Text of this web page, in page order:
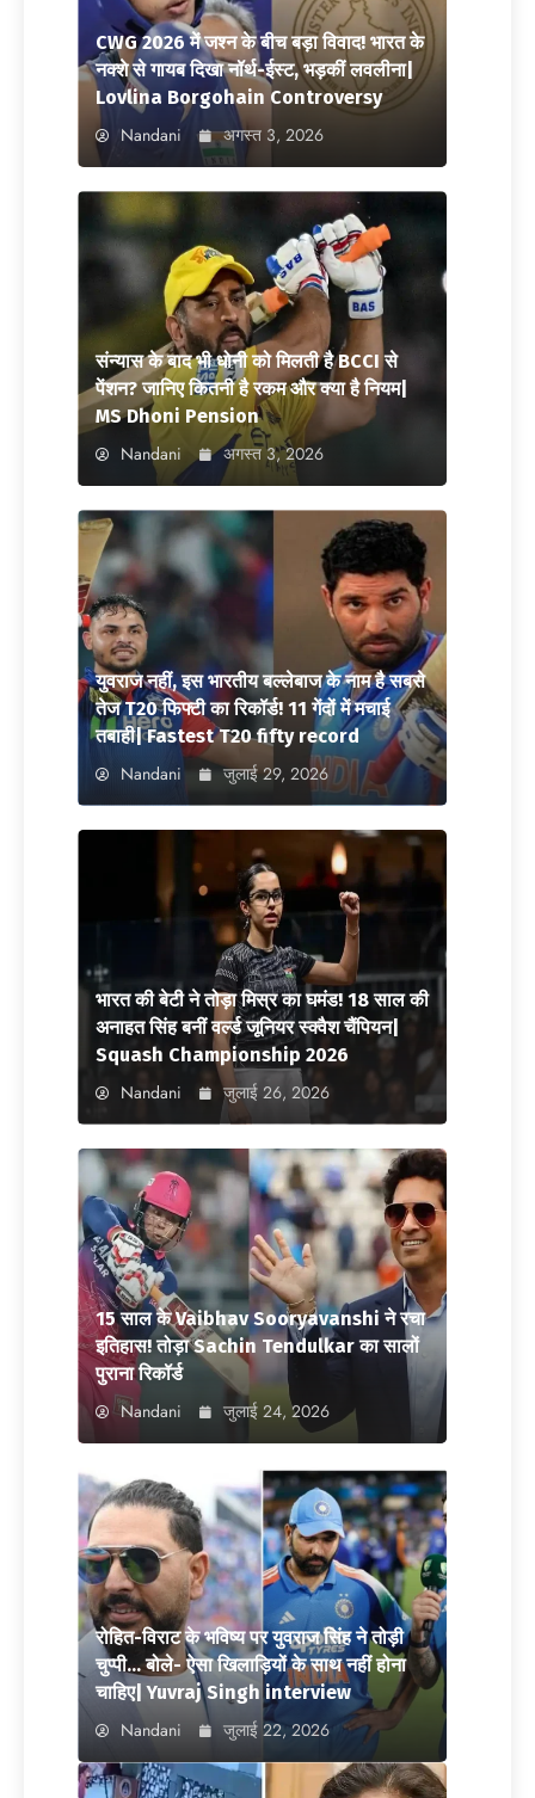
CWG 2026 में जश्न के बीच बड़ा विवाद! भारत के
नक्शे से गायब दिखा नॉर्थ-ईस्ट, भड़कीं लवलीना|
Lovlina Borgohain Controversy
Nandani अगस्त 3, 2026
संन्यास के बाद भी धोनी को मिलती है BCCI से
पेंशन? जानिए कितनी है रकम और क्या है नियम|
MS Dhoni Pension
Nandani अगस्त 3, 2026
युवराज नहीं, इस भारतीय बल्लेबाज के नाम है सबसे
तेज T20 फिफ्टी का रिकॉर्ड! 11 गेंदों में मचाई
तबाही| Fastest T20 fifty record
Nandani जुलाई 29, 2026
भारत की बेटी ने तोड़ा मिस्र का घमंड! 18 साल की
अनाहत सिंह बनीं वर्ल्ड जूनियर स्क्वैश चैंपियन|
Squash Championship 2026
Nandani जुलाई 26, 2026
15 साल के Vaibhav Sooryavanshi ने रचा
इतिहास! तोड़ा Sachin Tendulkar का सालों
पुराना रिकॉर्ड
Nandani जुलाई 24, 2026
रोहित-विराट के भविष्य पर युवराज सिंह ने तोड़ी
चुप्पी… बोले- ऐसा खिलाड़ियों के साथ नहीं होना
चाहिए| Yuvraj Singh interview
Nandani जुलाई 22, 2026